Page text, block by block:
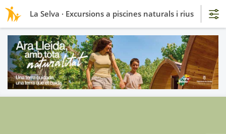
La Selva · Excursions a piscines naturals i rius